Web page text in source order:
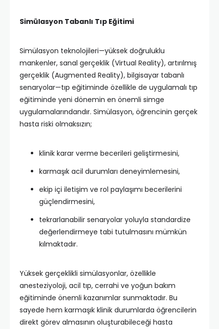
Simülasyon Tabanlı Tıp Eğitimi
Simülasyon teknolojileri—yüksek doğruluklu
mankenler, sanal gerçeklik (Virtual Reality), artırılmış
gerçeklik (Augmented Reality), bilgisayar tabanlı
senaryolar—tıp eğitiminde özellikle de uygulamalı tıp
eğitiminde yeni dönemin en önemli simge
uygulamalarındandır. Simülasyon, öğrencinin gerçek
hasta riski olmaksızın;
klinik karar verme becerileri geliştirmesini,
karmaşık acil durumları deneyimlemesini,
ekip içi iletişim ve rol paylaşımı becerilerini
güçlendirmesini,
tekrarlanabilir senaryolar yoluyla standardize
değerlendirmeye tabi tutulmasını mümkün
kılmaktadır.
Yüksek gerçeklikli simülasyonlar, özellikle
anesteziyoloji, acil tıp, cerrahi ve yoğun bakım
eğitiminde önemli kazanımlar sunmaktadır. Bu
sayede hem karmaşık klinik durumlarda öğrencilerin
direkt görev almasının oluşturabileceği hasta